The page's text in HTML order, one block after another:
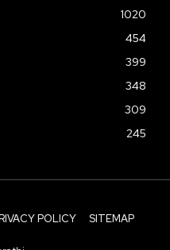
1020
454
399
348
309
245
POLICY SITEMAP